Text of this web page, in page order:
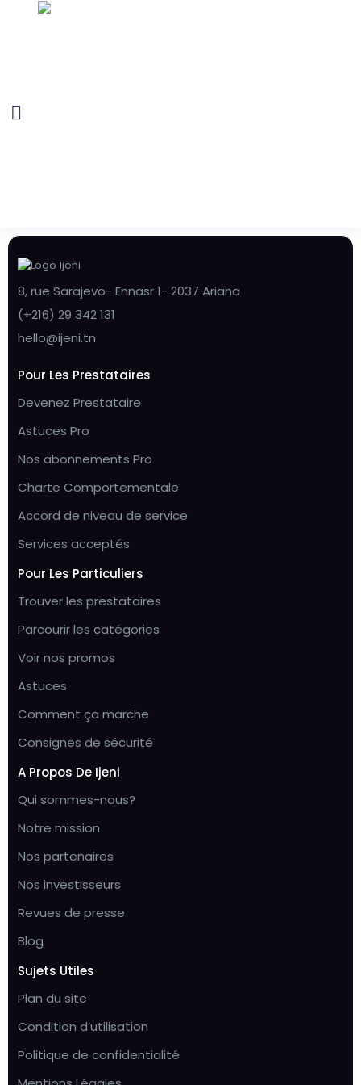
8, rue Sarajevo- Ennasr 1- 2037 Ariana
(+216) 29 342 131
hello@ijeni.tn
Pour Les Prestataires
Devenez Prestataire
Astuces Pro
Nos abonnements Pro
Charte Comportementale
Accord de niveau de service
Services acceptés
Pour Les Particuliers
Trouver les prestataires
Parcourir les catégories
Voir nos promos
Astuces
Comment ça marche
Consignes de sécurité
A Propos De Ijeni
Qui sommes-nous?
Notre mission
Nos partenaires
Nos investisseurs
Revues de presse
Blog
Sujets Utiles
Plan du site
Condition d’utilisation
Politique de confidentialité